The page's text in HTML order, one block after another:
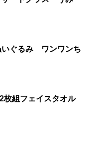
いぐるみ ワンワンち
枚組フェイスタオル